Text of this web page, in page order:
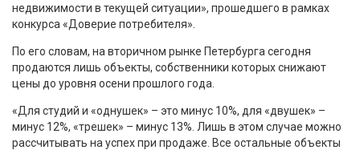
недвижимости в текущей ситуации», прошедшего в рамках
конкурса «Доверие потребителя».
По его словам, на вторичном рынке Петербурга сегодня
продаются лишь объекты, собственники которых снижают
цены до уровня осени прошлого года.
«Для студий и «однушек» – это минус 10%, для «двушек» –
минус 12%, «трешек» – минус 13%. Лишь в этом случае можно
рассчитывать на успех при продаже. Все остальные объекты